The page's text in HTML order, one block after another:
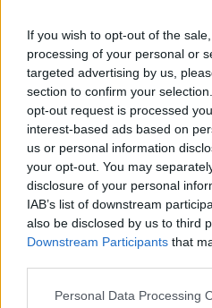
If you wish to opt-out of the
processing of your personal or
targeted advertising by us,
section to confirm your
opt-out request is processed
interest-based ads based on
us or personal information
your opt-out. You may
disclosure of your personal
IAB’s list of downstream
also be disclosed by us to third
Downstream Participants that
Please note that this website/
Personal Data Processing